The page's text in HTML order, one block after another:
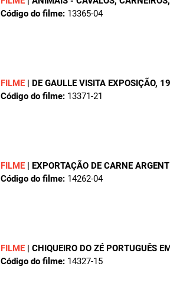
Código do filme: 13365-04
FILME | DE GAULLE VISITA EXPOSIÇÃO,
Código do filme: 13371-21
FILME | EXPORTAÇÃO DE CARNE
Código do filme: 14262-04
FILME | CHIQUEIRO DO ZÉ PORTUGUÊS
Código do filme: 14327-15